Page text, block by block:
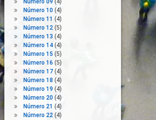
Número 09(4)
Número 10(4)
Número 11 (4)
Número 12(5)
Número 13 (4)
Número 14(4)
Número 15 (5)
Número 16 (5)
Número 17(4)
Número 18 (4)
Número 19 (4)
Número 20(4)
Número 21 (4)
Número 22(4)